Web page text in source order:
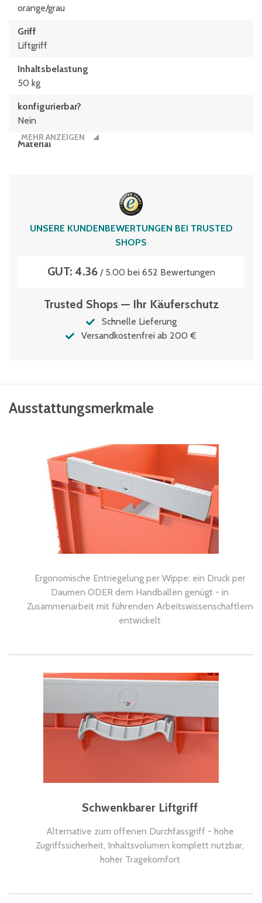
orange/grau
Griff
Liftgriff
Inhaltsbelastung
50 kg
konfigurierbar?
Nein
Material
62 Liter
MEHR ANZEIGEN
UNSERE KUNDENBEWERTUNGEN BEI TRUSTED
SHOPS
GUT: 4.36/ 5.00 bei 652 Bewertungen
Trusted Shops — Ihr Käuferschutz
Schnelle Lieferung
Versandkostenfrei ab 200 €
Ausstattungsmerkmale
Ergonomische Entriegelung per Wippe: ein Druck per
Daumen ODER dem Handballen genügt - in
Zusammenarbeit mit führenden Arbeitswissenschaftlern
entwickelt
Schwenkbarer Liftgriff
Alternative zum offenen Durchfassgriff - hohe
Zugriffssicherheit, Inhaltsvolumen komplett nutzbar,
hoher Tragekomfort